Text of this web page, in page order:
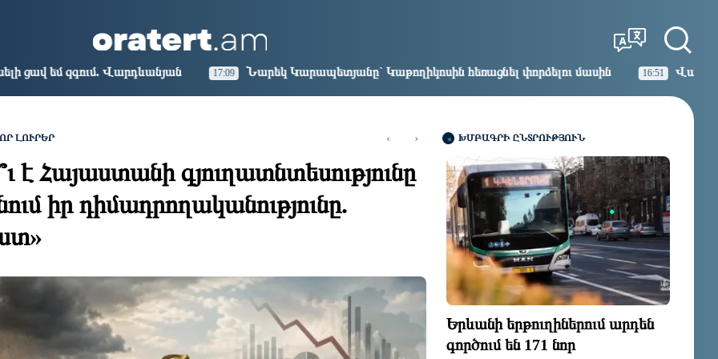
Los Angeles
11:55
Beijing
02:55
17:09 Նարեկ Կարապետյանը` Կաթողիկոսին հեռացնել փորձելու մասին 16:51 Վարչապետ լինել, չի նշանակում
ԼՈՒՐԵՐ
է Հայաստանի գյուղատնտեսությունը
իր դիմադրողականությունը.
Քարը քարին չեն թողնի.
1 ՕՐ ԱՌԱՋ
‹ › ԽՄԲԱԳՐԻ ԸՆՏՐՈՒԹՅՈՒՆ
Երևանի երթուղիներում արդեն
գործում են 171 նոր